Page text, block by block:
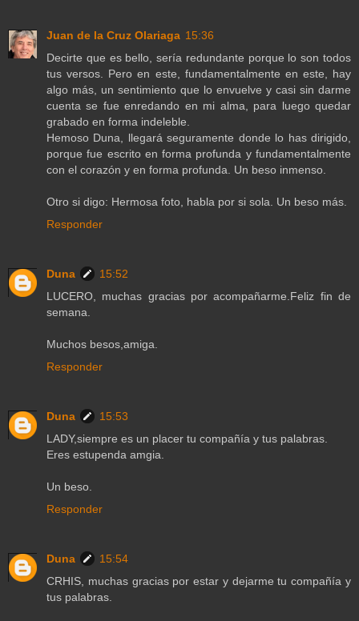
Juan de la Cruz Olariaga 15:36
Decirte que es bello, sería redundante porque lo son todos
tus versos. Pero en este, fundamentalmente en este, hay
algo más, un sentimiento que lo envuelve y casi sin darme
cuenta se fue enredando en mi alma, para luego quedar
grabado en forma indeleble.
Hemoso Duna, llegará seguramente donde lo has dirigido,
porque fue escrito en forma profunda y fundamentalmente
con el corazón y en forma profunda. Un beso inmenso.
Otro si digo: Hermosa foto, habla por si sola. Un beso más.
Responder
Duna
15:52
LUCERO, muchas gracias por acompañarme.Feliz fin de
semana.
Muchos besos,amiga.
Responder
Duna
15:53
LADY,siempre es un placer tu compañía y tus palabras.
Eres estupenda amgia.
Un beso.
Responder
Duna
15:54
CRHIS, muchas gracias por estar y dejarme tu compañía y
tus palabras.